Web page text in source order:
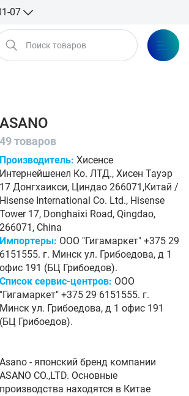
07
ASANO
49 товаров
Производитель: Хисенсе
Интернейшенел Ко. ЛТД., Хисен Тауэр
17 Донгхаикси, Циндао 266071,Китай /
Hisense International Co. Ltd., Hisense
Tower 17, Donghaixi Road, Qingdao,
266071, China
Импортеры: ООО "Гигамаркет" +375 29
6151555. г. Минск ул. Грибоедова, д 1
офис 191 (БЦ Грибоедов).
Список сервис-центров: ООО
"Гигамаркет" +375 29 6151555. г.
Минск ул. Грибоедова, д 1 офис 191
(БЦ Грибоедов).
Asano - японский бренд компании
ASANO CO.,LTD. Основные
производства находятся в Китае